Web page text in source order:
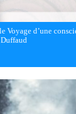
Voyage d’une